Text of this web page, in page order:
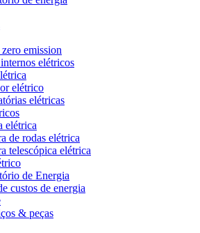
zero emission
elétricos
elétrico
elétricas
elétrica
de rodas elétrica
telescópica elétrica
de Energia
custos de energia
& peças